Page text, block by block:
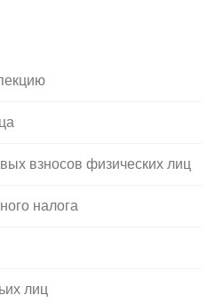
взносов физических лиц
налога
лиц